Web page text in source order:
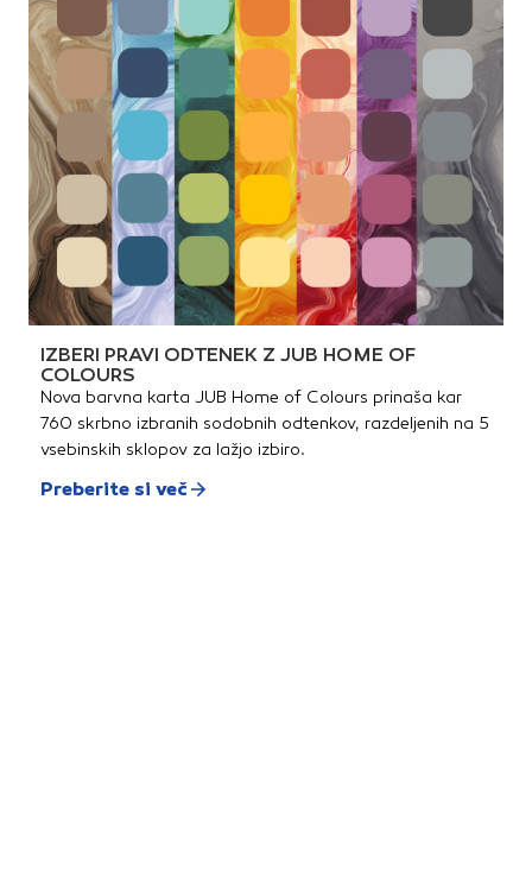
IZBERI PRAVI ODTENEK Z JUB HOME OF
COLOURS
Nova barvna karta JUB Home of Colours prinaša kar
760 skrbno izbranih sodobnih odtenkov, razdeljenih na 5
vsebinskih sklopov za lažjo izbiro.
Preberite si več